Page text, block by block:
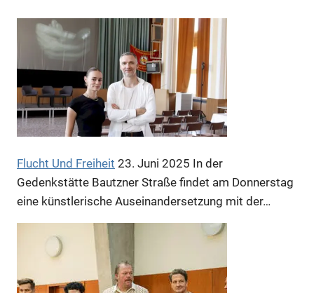
Anzeige
Anzeige
Anzeige
Anzeige
Flucht Und Freiheit 23. Juni 2025 In der
Gedenkstätte Bautzner Straße findet am Donnerstag
eine künstlerische Auseinandersetzung mit der…